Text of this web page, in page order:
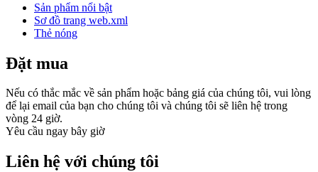
Sản phẩm nổi bật
Sơ đồ trang web.xml
Thẻ nóng
Đặt mua
Nếu có thắc mắc về sản phẩm hoặc bảng giá của chúng tôi, vui lòng
để lại email của bạn cho chúng tôi và chúng tôi sẽ liên hệ trong
vòng 24 giờ.
Yêu cầu ngay bây giờ
Liên hệ với chúng tôi